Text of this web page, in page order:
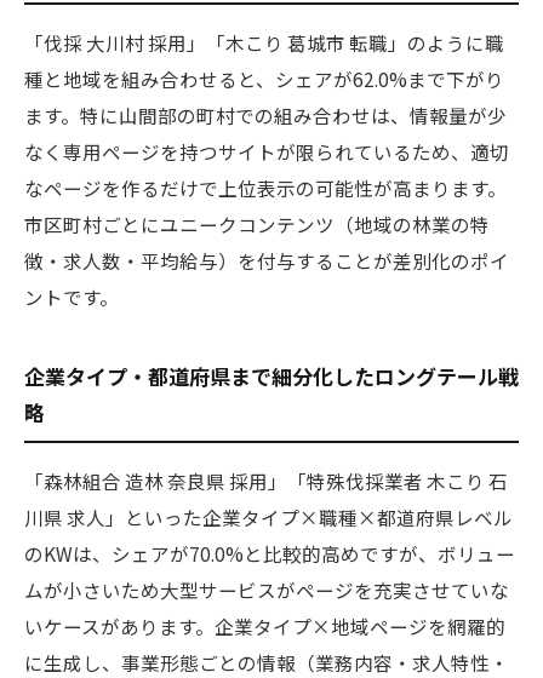
「伐採 大川村 採用」「木こり 葛城市 転職」のように職
種と地域を組み合わせると、シェアが62.0%まで下がり
ます。特に山間部の町村での組み合わせは、情報量が少
なく専用ページを持つサイトが限られているため、適切
なページを作るだけで上位表示の可能性が高まります。
市区町村ごとにユニークコンテンツ（地域の林業の特
徴・求人数・平均給与）を付与することが差別化のポイ
ントです。
企業タイプ・都道府県まで細分化したロングテール戦
略
「森林組合 造林 奈良県 採用」「特殊伐採業者 木こり 石
川県 求人」といった企業タイプ×職種×都道府県レベル
のKWは、シェアが70.0%と比較的高めですが、ボリュー
ムが小さいため大型サービスがページを充実させていな
いケースがあります。企業タイプ×地域ページを網羅的
に生成し、事業形態ごとの情報（業務内容・求人特性・